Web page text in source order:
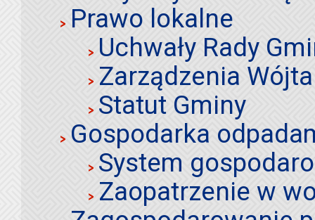
Prawo lokalne
Uchwały Rady
Zarządzenia Wójta
Statut Gminy
Gospodarka
System
Zaopatrzenie w